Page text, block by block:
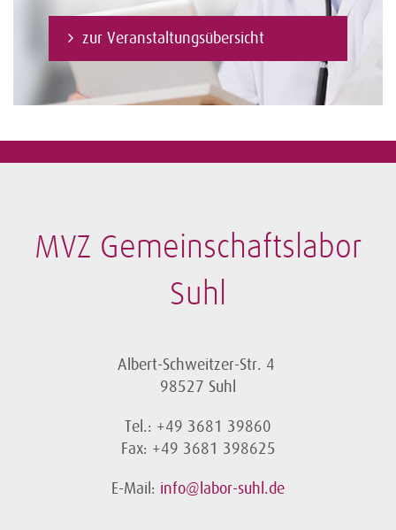
zur Veranstaltungsübersicht
MVZ Gemeinschaftslabor
Suhl
Albert-Schweitzer-Str. 4
98527 Suhl
Tel.: +49 3681 39860
Fax: +49 3681 398625
E-Mail: info@labor-suhl.de